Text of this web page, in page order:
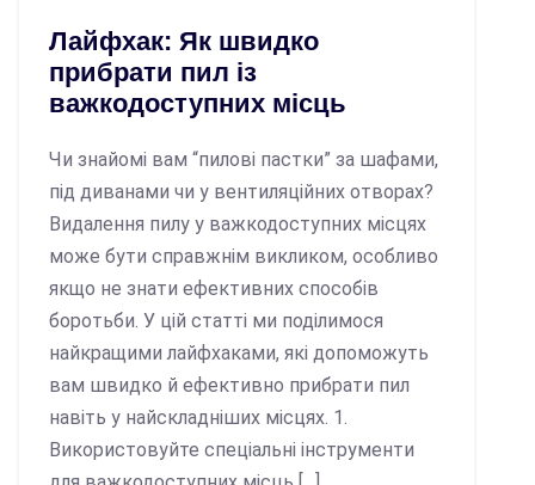
Лайфхак: Як швидко
прибрати пил із
важкодоступних місць
Чи знайомі вам “пилові пастки” за шафами,
під диванами чи у вентиляційних отворах?
Видалення пилу у важкодоступних місцях
може бути справжнім викликом, особливо
якщо не знати ефективних способів
боротьби. У цій статті ми поділимося
найкращими лайфхаками, які допоможуть
вам швидко й ефективно прибрати пил
навіть у найскладніших місцях. 1.
Використовуйте спеціальні інструменти